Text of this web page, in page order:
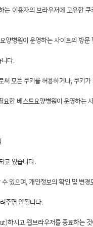
는 이용자의 브라우저에 고유한
양병원이 운영하는 사이트의 방
니다.
모든 쿠키를 허용하거나, 쿠키
한 베스트요양병원이 운영하는
고 있습니다.
있으며, 개인정보의 확인 및 변
주면 안됩니다.
하시고 웹브라우저를 종료하는